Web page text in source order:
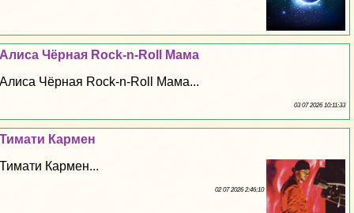
Алиса Чёрная Rock-n-Roll Мама
Алиса Чёрная Rock-n-Roll Мама...
03 07 2026 10:11:33
Тимати Кармен
Тимати Кармен...
02 07 2026 2:46:10